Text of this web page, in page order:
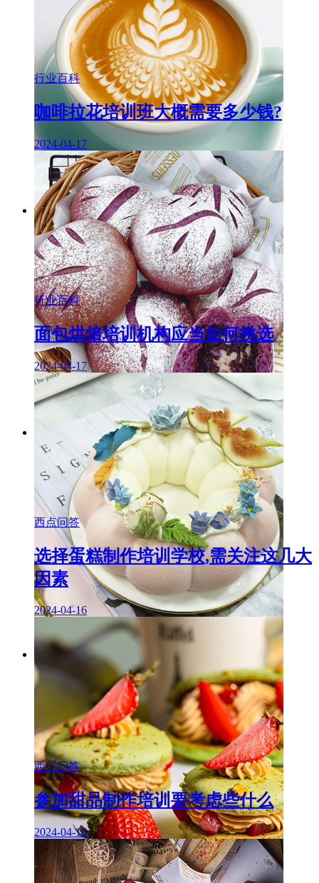
行业百科
咖啡拉花培训班大概需要多少钱?
2024-04-17
行业百科
面包烘焙培训机构应当如何挑选
2024-04-17
西点问答
选择蛋糕制作培训学校,需关注这几大
因素
2024-04-16
西点问答
参加甜品制作培训要考虑些什么
2024-04-16